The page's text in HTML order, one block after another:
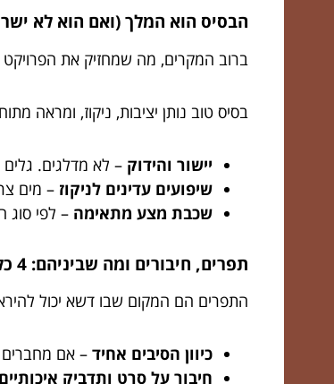
הבסיס הוא המלך (ואם הוא לא ישר
ברוב המקרים, מה שמחזיק את
בסיס טוב נותן יציבות, ניקוז, ומראה
יישור והידוק – לא מדלגים.
שיפועים עדינים לניקוז – מים
שכבת מצע מתאימה – לפי סוג
תפרים, חיבורים ומה שביניהם: 4 כללים של ״לא רואים, אבל מרגישים״
התפרים הם המקום שבו דשא יכול
כיוון הסיבים אחיד – אם מחברים
חיבור על סרט ותדביק איכותיים